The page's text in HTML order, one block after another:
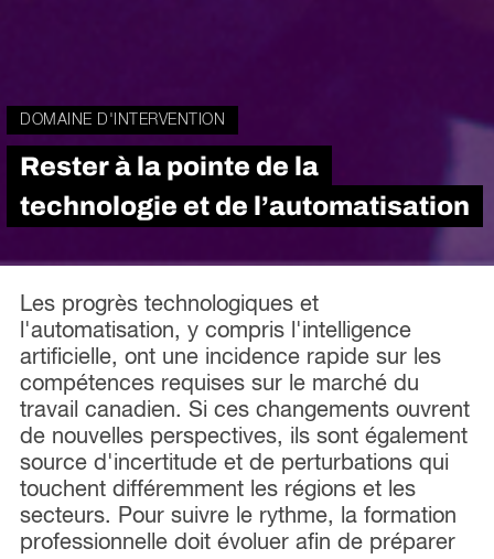
DOMAINE D'INTERVENTION
Rester à la pointe de la
technologie et de l’automatisation
Les progrès technologiques et
l'automatisation, y compris l'intelligence
artificielle, ont une incidence rapide sur les
compétences requises sur le marché du
travail canadien. Si ces changements ouvrent
de nouvelles perspectives, ils sont également
source d'incertitude et de perturbations qui
touchent différemment les régions et les
secteurs. Pour suivre le rythme, la formation
professionnelle doit évoluer afin de préparer